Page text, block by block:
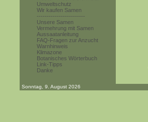
Umweltschutz
Wir kaufen Samen
------------------------
Unsere Samen
Vermehrung mit Samen
Aussaatanleitung
FAQ-Fragen zur Anzucht
Warnhinweis
Klimazone
Botanisches Wörterbuch
Link-Tipps
Danke
Sonntag, 9. August 2026